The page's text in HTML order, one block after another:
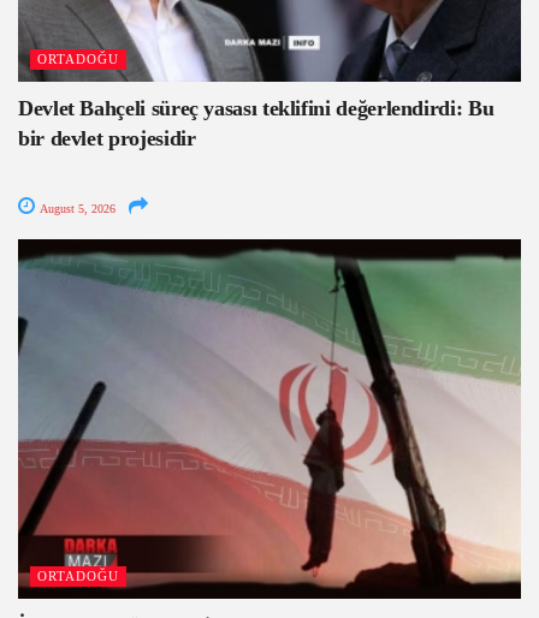
ORTADOĞU
Devlet Bahçeli süreç yasası teklifini değerlendirdi: Bu
bir devlet projesidir
August 5, 2026
ORTADOĞU